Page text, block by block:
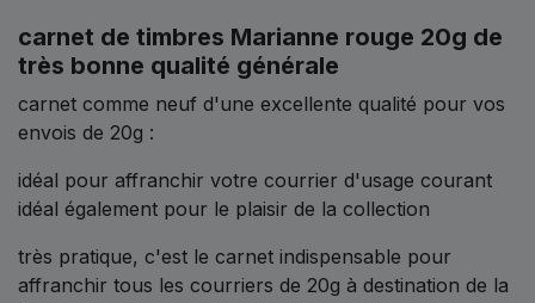
carnet de timbres Marianne rouge 20g de
très bonne qualité générale
carnet comme neuf d'une excellente qualité pour vos
envois de 20g :
idéal pour affranchir votre courrier d'usage courant
idéal également pour le plaisir de la collection
très pratique, c'est le carnet indispensable pour
affranchir tous les courriers de 20g à destination de la